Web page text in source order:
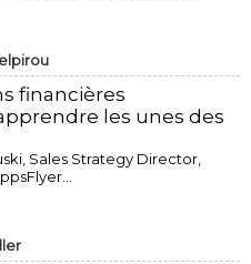
financières
les unes des
Sales Strategy Director,